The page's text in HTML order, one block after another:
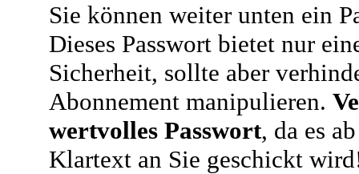
Sie können weiter unten ein
Dieses Passwort bietet nur
Sicherheit, sollte aber
Abonnement manipulieren.
wertvolles Passwort, da es
Klartext an Sie geschickt